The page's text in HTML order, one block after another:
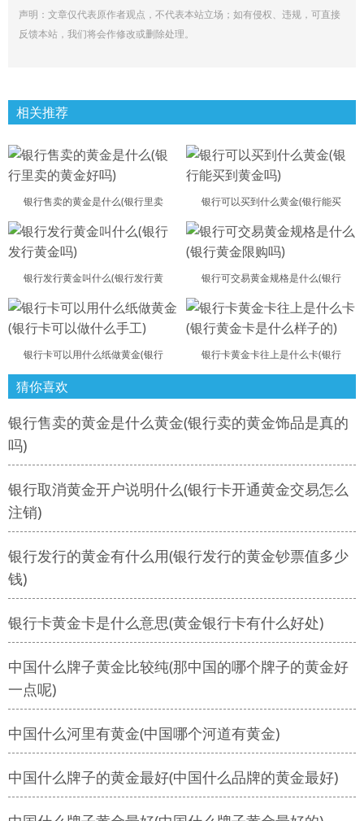
声明：文章仅代表原作者观点，不代表本站立场；如有侵权、违规，可直接
反馈本站，我们将会作修改或删除处理。
相关推荐
银行售卖的黄金是什么(银行里卖 银行可以买到什么黄金(银行能买
银行发行黄金叫什么(银行发行黄 银行可交易黄金规格是什么(银行
银行卡可以用什么纸做黄金(银行 银行卡黄金卡往上是什么卡(银行
猜你喜欢
银行售卖的黄金是什么黄金(银行卖的黄金饰品是真的
吗)
银行取消黄金开户说明什么(银行卡开通黄金交易怎么
注销)
银行发行的黄金有什么用(银行发行的黄金钞票值多少
钱)
银行卡黄金卡是什么意思(黄金银行卡有什么好处)
中国什么牌子黄金比较纯(那中国的哪个牌子的黄金好
一点呢)
中国什么河里有黄金(中国哪个河道有黄金)
中国什么牌子的黄金最好(中国什么品牌的黄金最好)